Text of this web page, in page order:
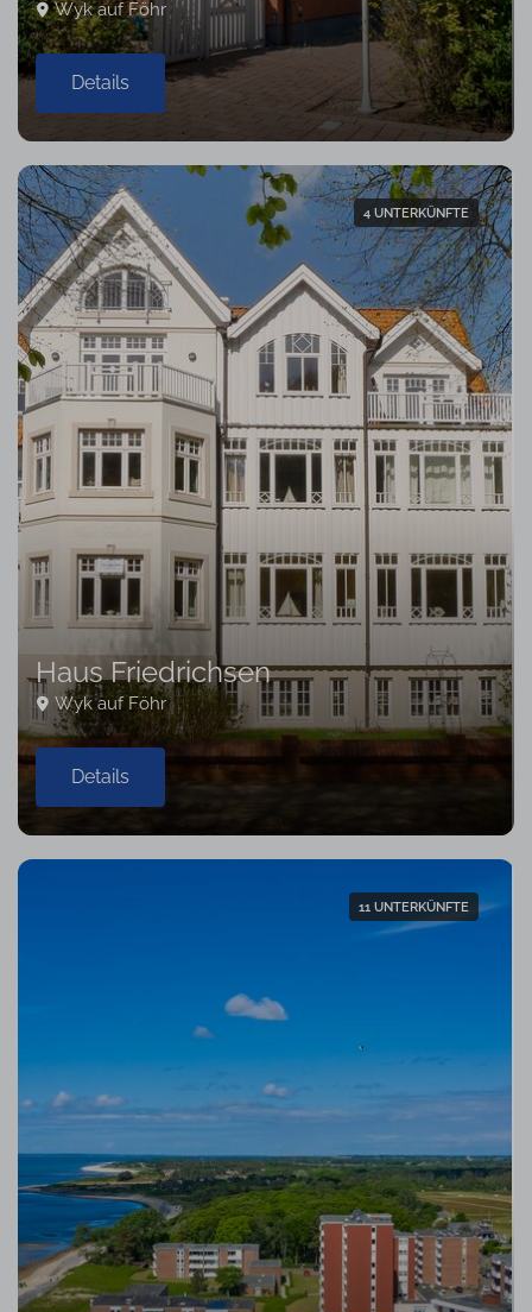
Wyk auf Föhr
Details
4 UNTERKÜNFTE
Haus Friedrichsen
Wyk auf Föhr
Details
11 UNTERKÜNFTE